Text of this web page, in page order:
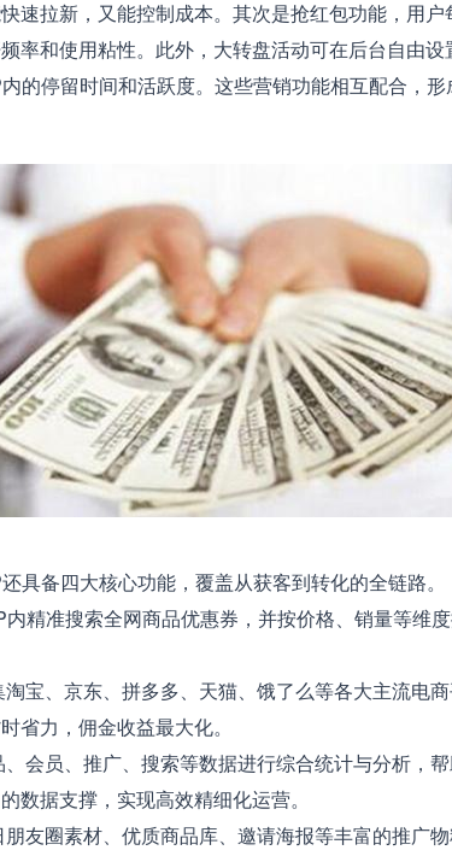
速拉新，又能控制成本。其次是抢红包功能，用
率和使用粘性。此外，大转盘活动可在后台自由
的停留时间和活跃度。这些营销功能相互配合，
备四大核心功能，覆盖从获客到转化的全链路。
准搜索全网商品优惠券，并按价格、销量等维
、京东、拼多多、天猫、饿了么等各大主流电
省力，佣金收益最大化。
员、推广、搜索等数据进行综合统计与分析，
数据支撑，实现高效精细化运营。
圈素材、优质商品库、邀请海报等丰富的推广